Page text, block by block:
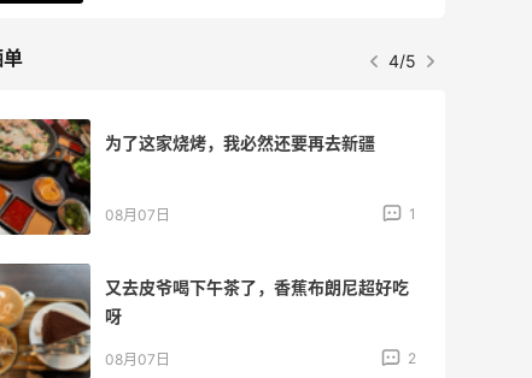
4/5
为了这家烧烤，我必然还要再去新疆
08月07日 1
又去皮爷喝下午茶了，香蕉布朗尼超好吃
呀
08月07日 2